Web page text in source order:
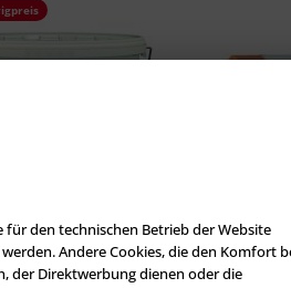
DIN Plus –
mit bester...
Storch CQ
für den technischen Betrieb der Website
Andere Cookies, die den Komfort
der Direktwerbung dienen oder die